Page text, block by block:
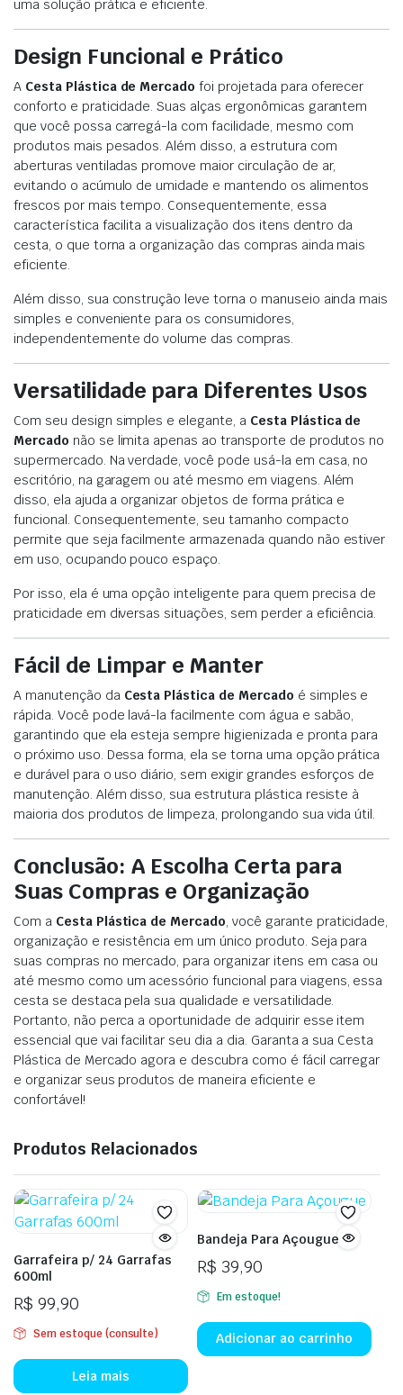
uma solução prática e eficiente.
Design Funcional e Prático
A Cesta Plástica de Mercado foi projetada para oferecer
conforto e praticidade. Suas alças ergonômicas garantem
que você possa carregá-la com facilidade, mesmo com
produtos mais pesados. Além disso, a estrutura com
aberturas ventiladas promove maior circulação de ar,
evitando o acúmulo de umidade e mantendo os alimentos
frescos por mais tempo. Consequentemente, essa
característica facilita a visualização dos itens dentro da
cesta, o que torna a organização das compras ainda mais
eficiente.
Além disso, sua construção leve torna o manuseio ainda mais
simples e conveniente para os consumidores,
independentemente do volume das compras.
Versatilidade para Diferentes Usos
Com seu design simples e elegante, a Cesta Plástica de
Mercado não se limita apenas ao transporte de produtos no
supermercado. Na verdade, você pode usá-la em casa, no
escritório, na garagem ou até mesmo em viagens. Além
disso, ela ajuda a organizar objetos de forma prática e
funcional. Consequentemente, seu tamanho compacto
permite que seja facilmente armazenada quando não estiver
em uso, ocupando pouco espaço.
Por isso, ela é uma opção inteligente para quem precisa de
praticidade em diversas situações, sem perder a eficiência.
Fácil de Limpar e Manter
A manutenção da Cesta Plástica de Mercado é simples e
rápida. Você pode lavá-la facilmente com água e sabão,
garantindo que ela esteja sempre higienizada e pronta para
o próximo uso. Dessa forma, ela se torna uma opção prática
e durável para o uso diário, sem exigir grandes esforços de
manutenção. Além disso, sua estrutura plástica resiste à
maioria dos produtos de limpeza, prolongando sua vida útil.
Conclusão: A Escolha Certa para
Suas Compras e Organização
Com a Cesta Plástica de Mercado, você garante praticidade,
organização e resistência em um único produto. Seja para
suas compras no mercado, para organizar itens em casa ou
até mesmo como um acessório funcional para viagens, essa
cesta se destaca pela sua qualidade e versatilidade.
Portanto, não perca a oportunidade de adquirir esse item
essencial que vai facilitar seu dia a dia. Garanta a sua Cesta
Plástica de Mercado agora e descubra como é fácil carregar
e organizar seus produtos de maneira eficiente e
confortável!
Produtos Relacionados
Garrafeira p/ 24 Garrafas
600ml
R$ 99,90
Sem estoque (consulte)
Leia mais
Bandeja Para Açougue
R$ 39,90
Em estoque!
Adicionar ao carrinho